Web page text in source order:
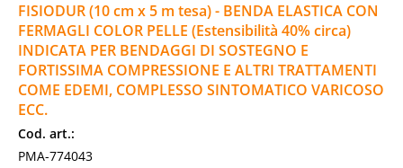
FISIODUR (10 cm x 5 m tesa) - BENDA ELASTICA CON
FERMAGLI COLOR PELLE (Estensibilità 40% circa)
INDICATA PER BENDAGGI DI SOSTEGNO E
FORTISSIMA COMPRESSIONE E ALTRI TRATTAMENTI
COME EDEMI, COMPLESSO SINTOMATICO VARICOSO
ECC.
Cod. art.:
PMA-774043